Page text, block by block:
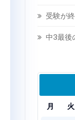
受験が
中3最後
月 火